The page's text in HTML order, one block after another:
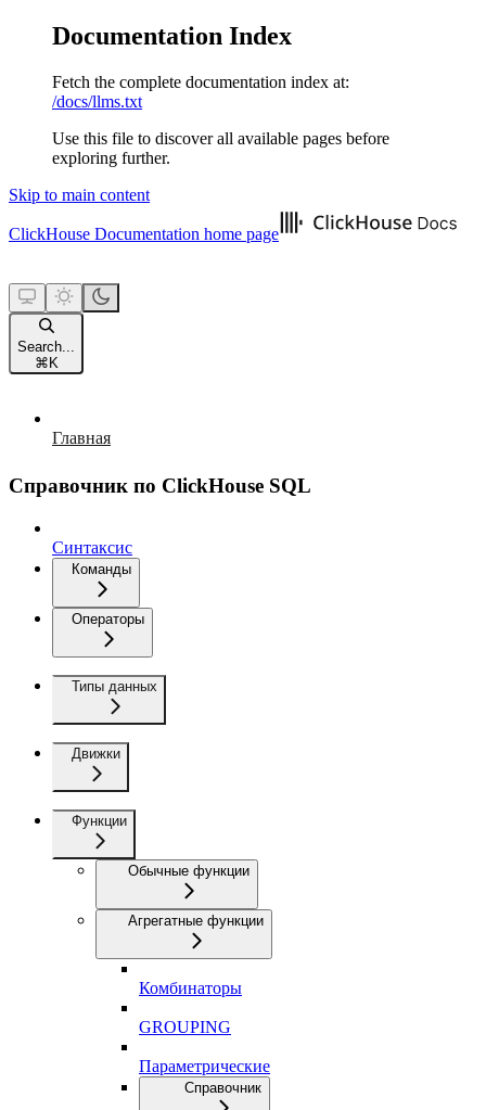
Documentation Index
Fetch the complete documentation index at:
/docs/llms.txt
Use this file to discover all available pages before
exploring further.
Skip to main content
ClickHouse Documentation home page
Search...
⌘ K
Главная
Справочник по ClickHouse SQL
Синтаксис
Команды
Операторы
Типы данных
Движки
Функции
Обычные функции
Агрегатные функции
Комбинаторы
GROUPING
Параметрические
Справочник